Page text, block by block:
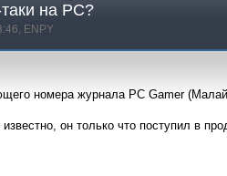
на PC?
ENPY
номера журнала PC Gamer
он только что поступил в